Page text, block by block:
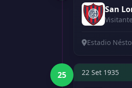
San
Visitante
Estadio
25 22 Set 1935